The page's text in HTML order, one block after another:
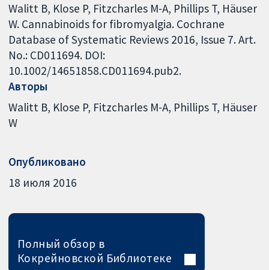
Walitt B, Klose P, Fitzcharles M-A, Phillips T, Häuser
W. Cannabinoids for fibromyalgia. Cochrane
Database of Systematic Reviews 2016, Issue 7. Art.
No.: CD011694. DOI:
10.1002/14651858.CD011694.pub2.
Авторы
Walitt B Klose P Fitzcharles M-A Phillips T Häuser
W
Опубликовано
18 июля 2016
Полный обзор в
Кокрейновской Библиотеке